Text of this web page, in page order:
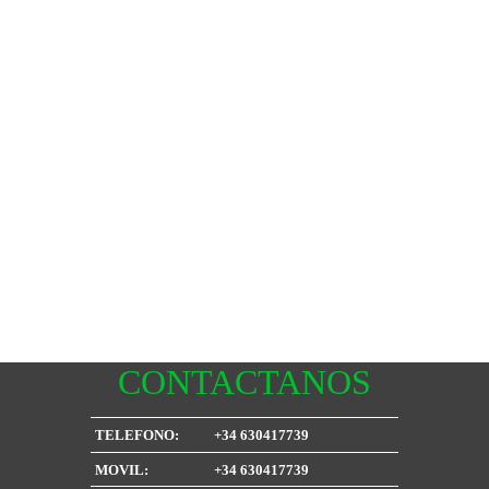
CONTACTANOS
TELEFONO: +34 630417739
MOVIL: +34 630417739